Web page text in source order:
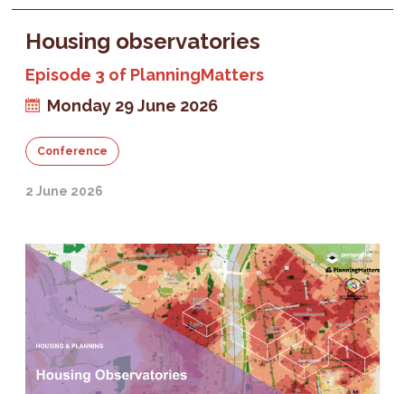
Housing observatories
Episode 3 of PlanningMatters
Monday 29 June 2026
Conference
2 June 2026